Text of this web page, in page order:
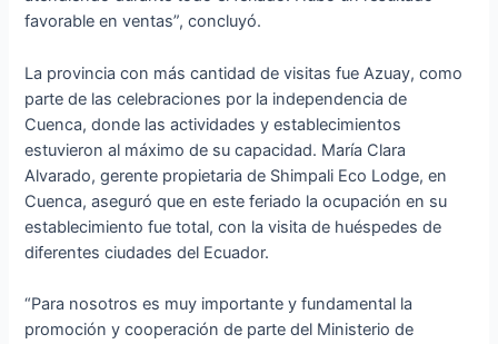
favorable en ventas”, concluyó.
La provincia con más cantidad de visitas fue Azuay, como
parte de las celebraciones por la independencia de
Cuenca, donde las actividades y establecimientos
estuvieron al máximo de su capacidad. María Clara
Alvarado, gerente propietaria de Shimpali Eco Lodge, en
Cuenca, aseguró que en este feriado la ocupación en su
establecimiento fue total, con la visita de huéspedes de
diferentes ciudades del Ecuador.
“Para nosotros es muy importante y fundamental la
promoción y cooperación de parte del Ministerio de